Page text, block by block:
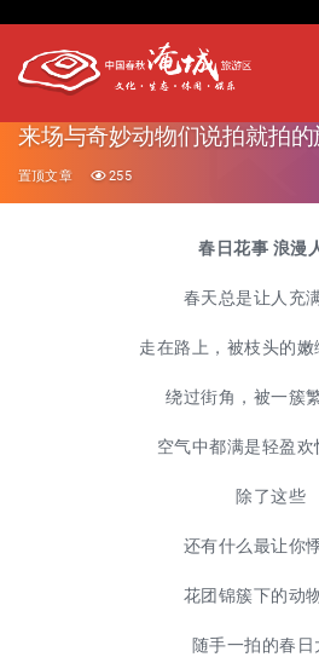
来场与奇妙动物们说拍就拍的
置顶文章 255
春日花事 浪漫
春天总是让人充
走在路上，被枝头的嫩
绕过街角，被一簇
空气中都满是轻盈欢
除了这些
还有什么最让你
花团锦簇下的动
随手一拍的春日